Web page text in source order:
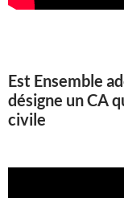
Est Ensemble
désigne un CA
civile